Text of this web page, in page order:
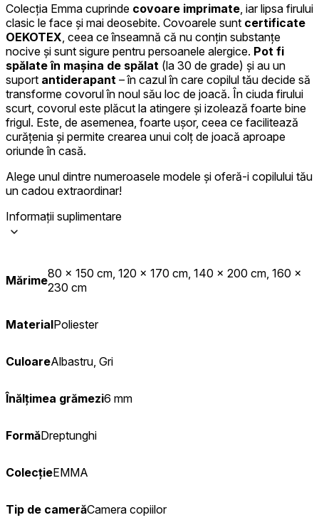
Colecția Emma cuprinde covoare imprimate , iar lipsa firului
clasic le face și mai deosebite. Covoarele sunt certificate
OEKOTEX , ceea ce înseamnă că nu conțin substanțe
nocive și sunt sigure pentru persoanele alergice. Pot fi
spălate în mașina de spălat (la 30 de grade) și au un
suport antiderapant – în cazul în care copilul tău decide să
transforme covorul în noul său loc de joacă. În ciuda firului
scurt, covorul este plăcut la atingere și izolează foarte bine
frigul. Este, de asemenea, foarte ușor, ceea ce facilitează
curățenia și permite crearea unui colț de joacă aproape
oriunde în casă.
Alege unul dintre numeroasele modele și oferă-i copilului tău
un cadou extraordinar!
Informații suplimentare
Mărime80 x 150 cm, 120 x 170 cm, 140 x 200 cm, 160 x
230 cm
MaterialPoliester
CuloareAlbastru, Gri
Înălțimea grămezi6 mm
FormăDreptunghi
ColecțieEMMA
Tip de camerăCamera copiilor